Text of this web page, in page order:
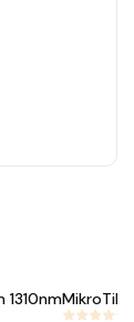
1310nm#188
MikroTiK